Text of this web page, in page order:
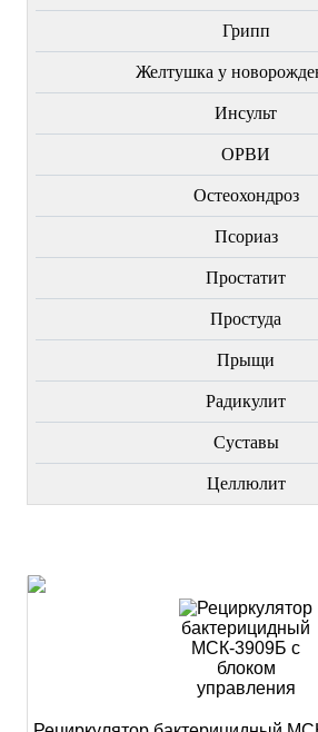
Грипп
Желтушка у
Инсульт
ОРВИ
Остеохондроз
Пcориаз
Простатит
Простуда
Прыщи
Радикулит
Суставы
Целлюлит